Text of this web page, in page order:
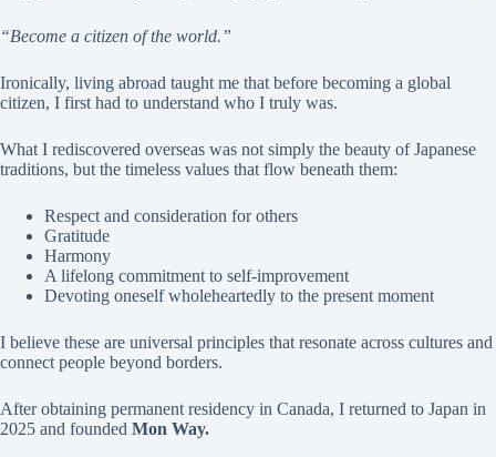
“Become a citizen of the world.”
Ironically, living abroad taught me that before becoming a global
citizen, I first had to understand who I truly was.
What I rediscovered overseas was not simply the beauty of Japanese
traditions, but the timeless values that flow beneath them:
Respect and consideration for others
Gratitude
Harmony
A lifelong commitment to self-improvement
Devoting oneself wholeheartedly to the present moment
I believe these are universal principles that resonate across cultures and
connect people beyond borders.
After obtaining permanent residency in Canada, I returned to Japan in
2025 and founded Mon Way.